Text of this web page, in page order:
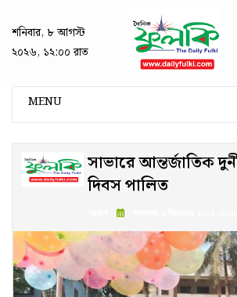
শনিবার, ৮ আগস্ট
২০২৬, ১২:০০ রাত
MENU
সাভারে আন্তর্জাতিক
দিবস পালিত